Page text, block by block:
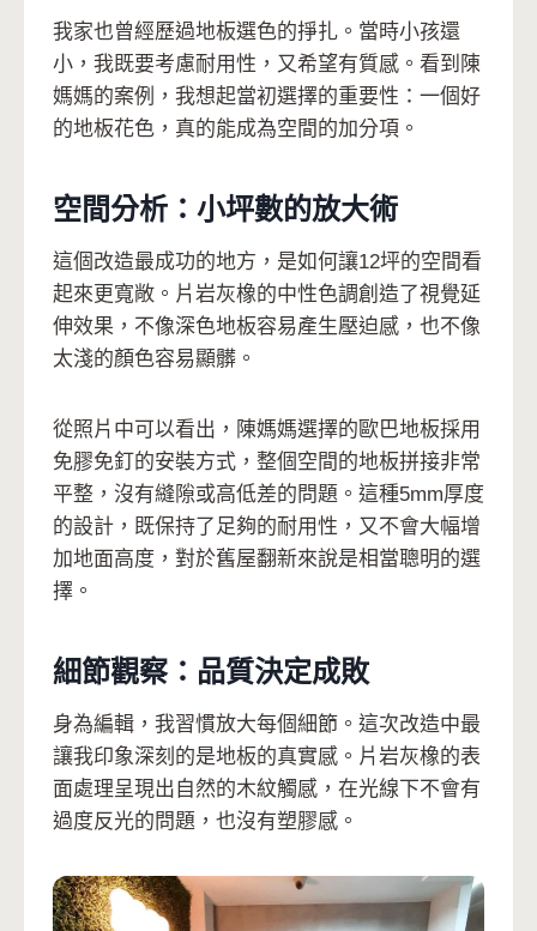
我家也曾經歷過地板選色的掙扎。當時小孩還
小，我既要考慮耐用性，又希望有質感。看到陳
媽媽的案例，我想起當初選擇的重要性：一個好
的地板花色，真的能成為空間的加分項。
空間分析：小坪數的放大術
這個改造最成功的地方，是如何讓12坪的空間看
起來更寬敞。片岩灰橡的中性色調創造了視覺延
伸效果，不像深色地板容易產生壓迫感，也不像
太淺的顏色容易顯髒。
從照片中可以看出，陳媽媽選擇的歐巴地板採用
免膠免釘的安裝方式，整個空間的地板拼接非常
平整，沒有縫隙或高低差的問題。這種5mm厚度
的設計，既保持了足夠的耐用性，又不會大幅增
加地面高度，對於舊屋翻新來說是相當聰明的選
擇。
細節觀察：品質決定成敗
身為編輯，我習慣放大每個細節。這次改造中最
讓我印象深刻的是地板的真實感。片岩灰橡的表
面處理呈現出自然的木紋觸感，在光線下不會有
過度反光的問題，也沒有塑膠感。